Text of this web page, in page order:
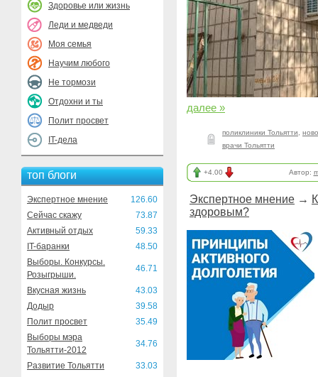
Здоровье или жизнь
Леди и медведи
Моя семья
Научим любого
Не тормози
Отдохни и ты
Полит просвет
IT-дела
топ блоги
Экспертное мнение
126.60
Сейчас скажу
73.87
Активный отдых
59.33
IT-баранки
48.50
Выборы. Конкурсы.
Розыгрыши.
46.71
Вкусная жизнь
43.03
Додыр
39.58
Полит просвет
35.49
Выборы мэра
Тольятти-2012
34.76
Развитие Тольятти 33.03
далее »
поликлиники Тольятти
врачи Тольятти
+4.00 Автор:
Экспертное мнение →
здоровым?